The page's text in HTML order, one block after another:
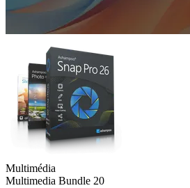
Multimédia
Multimedia Bundle 20